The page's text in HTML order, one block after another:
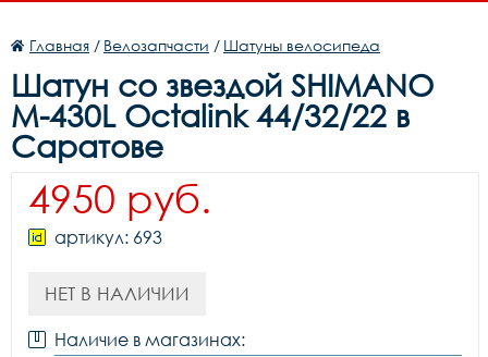
Главная / Велозапчасти / Шатуны велосипеда
Шатун со звездой SHIMANO
M-430L Octalink 44/32/22 в
Саратове
4950 руб.
артикул: 693
НЕТ В НАЛИЧИИ
Наличие в магазинах: